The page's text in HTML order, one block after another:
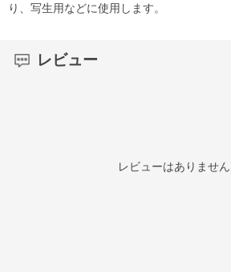
り、写生用などに使用します。
レビュー
レビューはありません